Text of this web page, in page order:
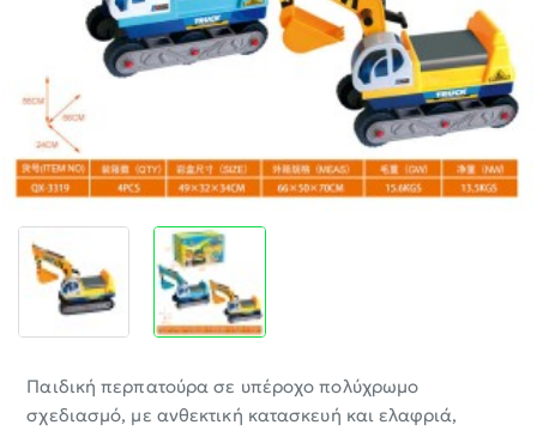
Παιδική περπατούρα σε υπέροχο πολύχρωμο
σχεδιασμό, με ανθεκτική κατασκευή και ελαφριά,